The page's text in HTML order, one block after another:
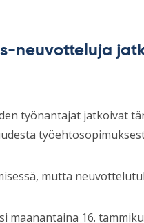
neuvotteluja
työnantajat jatkoivat
mutta
maanantaina 16.